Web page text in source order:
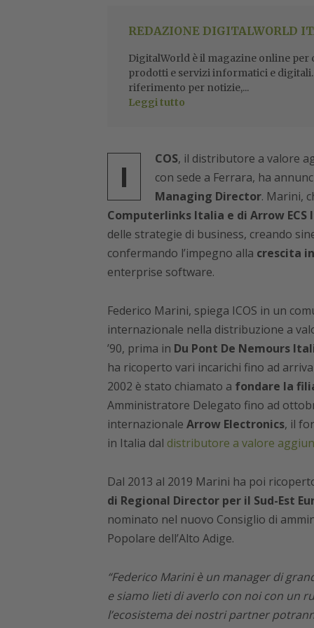
REDAZIONE DIGITALWORLD
DigitalWorld è il magazine online per
prodotti e servizi informatici e
riferimento per notizie,...
Leggi tutto
I COS, il distributore a valore
con sede a Ferrara, ha
Managing Director. Marini,
Computerlinks Italia e di Arrow ECS
delle strategie di business, creando
confermando l’impegno alla crescita
enterprise software.
Federico Marini, spiega ICOS in un
internazionale nella distribuzione a
’90, prima in Du Pont De Nemours
ha ricoperto vari incarichi fino ad
2002 è stato chiamato a fondare la
Amministratore Delegato fino ad
internazionale Arrow Electronics, il
in Italia dal distributore a valore
Dal 2013 al 2019 Marini ha poi
di Regional Director per il Sud-Est
nominato nel nuovo Consiglio di
Popolare dell’Alto Adige.
“Federico Marini è un manager di
e siamo lieti di averlo con noi con un
l’ecosistema dei nostri partner